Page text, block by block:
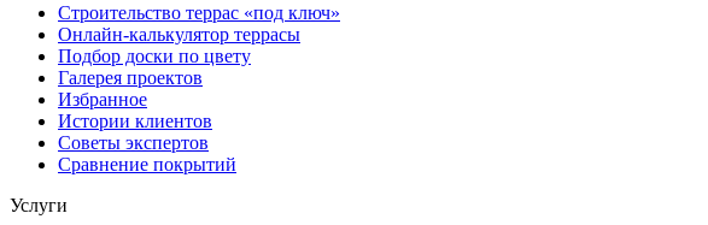
Строительство террас «под ключ»
Онлайн-калькулятор террасы
Подбор доски по цвету
Галерея проектов
Избранное
Истории клиентов
Советы экспертов
Сравнение покрытий
Услуги